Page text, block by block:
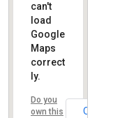
can't
load
Google
Maps
correct
ly.
Do you
own this
OK